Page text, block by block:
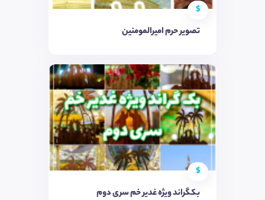
$
تصویر حرم امیرالمومنین
$
بکگراند ویژه غدیر خم سری دوم